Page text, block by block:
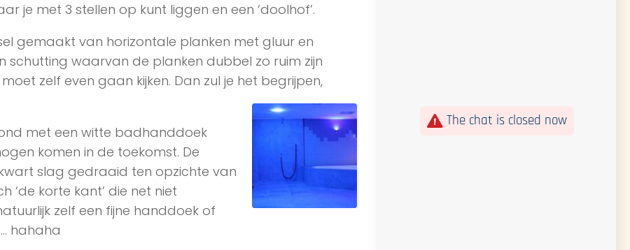
je met 3 stellen op kunt liggen en een ‘doolhof’.
gemaakt van horizontale planken met gluur en
schutting waarvan de planken dubbel zo ruim zijn
zelf even gaan kijken. Dan zul je het begrijpen,
met een witte badhanddoek
komen in de toekomst. De
slag gedraaid ten opzichte van
korte kant’ die net niet
zelf een fijne handdoek of
hahaha
The chat is closed now